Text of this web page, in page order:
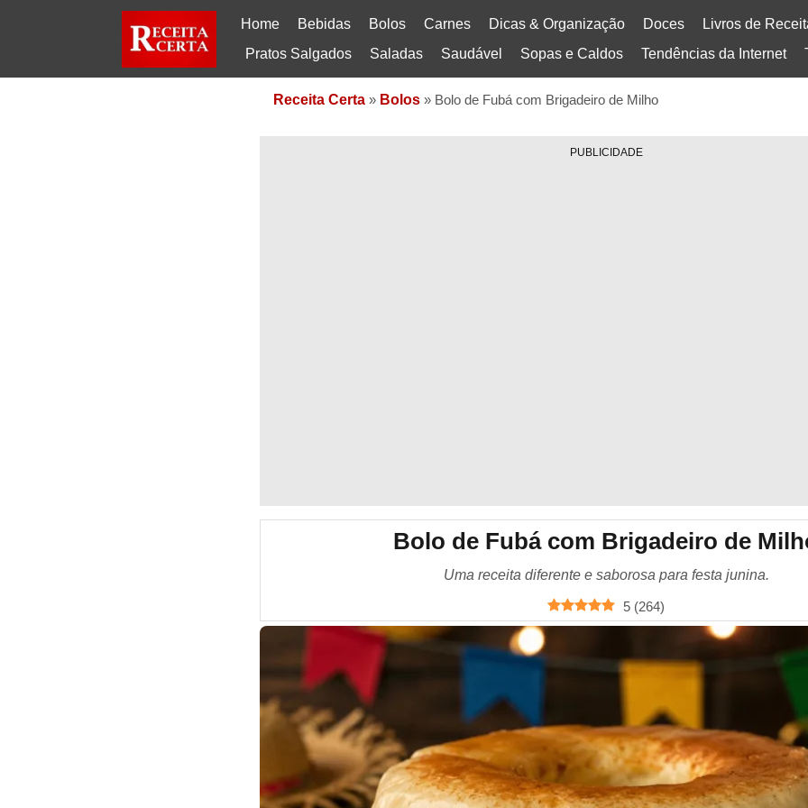
Home Bebidas Bolos Carnes Dicas & Organização Doces
Livros de
Pratos Salgados
Saladas Saudável Sopas e Caldos Tendências da Internet
Receita Certa » Bolos » Bolo de Fubá com Brigadeiro de Milho
PUBLICIDADE
Bolo de Fubá com Brigadeiro de
Uma receita diferente e saborosa para festa junina.
5 (264)